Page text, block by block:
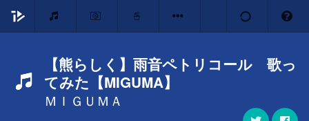
【熊らしく】雨音ペトリコール 歌っ
てみた【MIGUMA】
ＭＩＧＵＭＡ